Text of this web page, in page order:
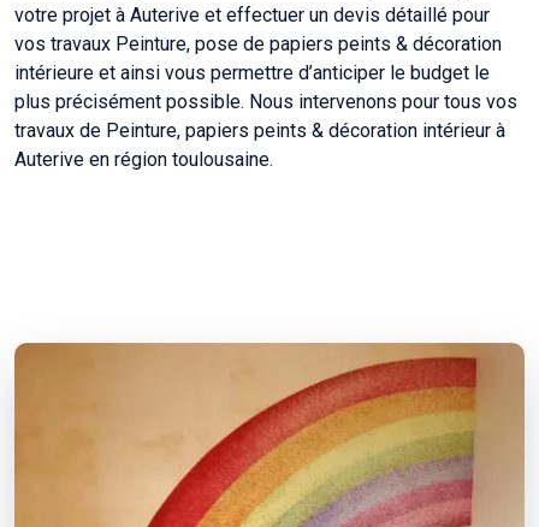
votre projet à Auterive et effectuer un devis détaillé pour
vos travaux Peinture, pose de papiers peints & décoration
intérieure et ainsi vous permettre d’anticiper le budget le
plus précisément possible. Nous intervenons pour tous vos
travaux de Peinture, papiers peints & décoration intérieur à
Auterive en région toulousaine.